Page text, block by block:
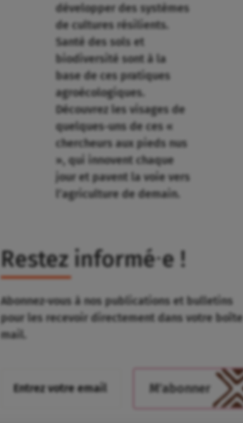
développer des systèmes
de cultures résilients.
Santé des sols et
biodiversité sont à la
base de ces pratiques
agroécologiques.
Découvrez les visages de
quelques-uns de ces «
chercheurs aux pieds nus
», qui innovent chaque
jour et pavent la voie vers
l’agriculture de demain.
Restez informé⸱e !
Abonnez-vous à nos publications et bulletins
pour les recevoir directement dans votre boîte
mail.